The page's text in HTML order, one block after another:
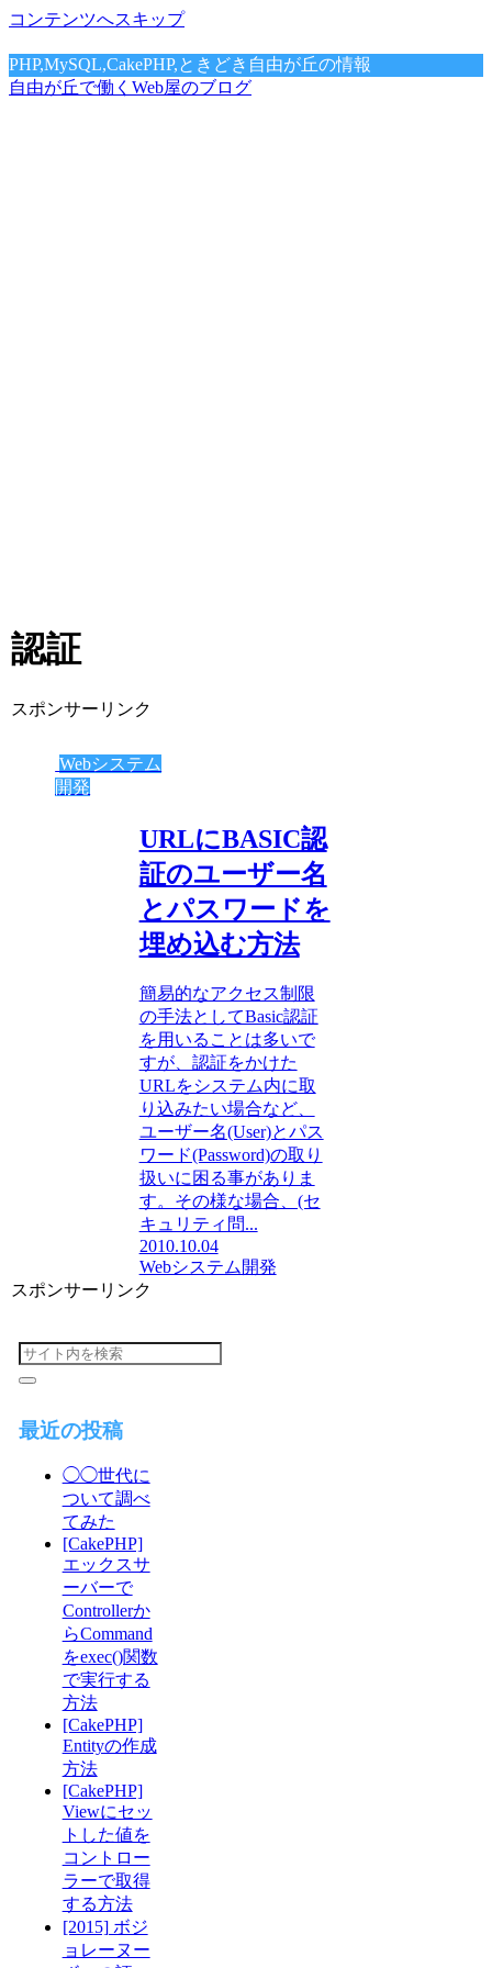
コンテンツへスキップ
PHP,MySQL,CakePHP,ときどき自由が丘の情報
自由が丘で働くWeb屋のブログ
認証
スポンサーリンク
Webシステム
開発
URLにBASIC認
証のユーザー名
とパスワードを
埋め込む方法
簡易的なアクセス制限
の手法としてBasic認証
を用いることは多いで
すが、認証をかけた
URLをシステム内に取
り込みたい場合など、
ユーザー名(User)とパス
ワード(Password)の取り
扱いに困る事がありま
す。その様な場合、(セ
キュリティ問...
2010.10.04
Webシステム開発
スポンサーリンク
最近の投稿
◯◯世代に
ついて調べ
てみた
[CakePHP]
エックスサ
ーバーで
Controllerか
らCommand
をexec()関数
で実行する
方法
[CakePHP]
Entityの作成
方法
[CakePHP]
Viewにセッ
トした値を
コントロー
ラーで取得
する方法
[2015] ボジ
ョレーヌー